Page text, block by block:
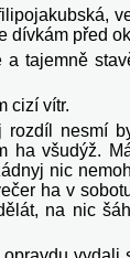
dívkám před
a tajemně
cizí vítr.
rozdíl nesmí
ha všudýž.
nic
ha v
na nic